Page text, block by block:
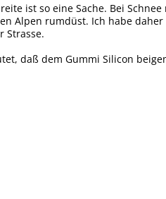
ist so eine Sache. Bei
Alpen rumdüst. Ich habe
Strasse.
daß dem Gummi Silicon